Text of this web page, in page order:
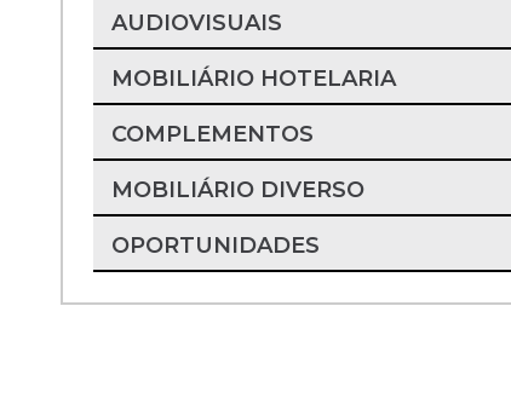
AUDIOVISUAIS
MOBILIÁRIO HOTELARIA
COMPLEMENTOS
MOBILIÁRIO DIVERSO
OPORTUNIDADES